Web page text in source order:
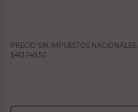
PRECIO SIN IMPUESTOS NACIONALES:
$413.140,50